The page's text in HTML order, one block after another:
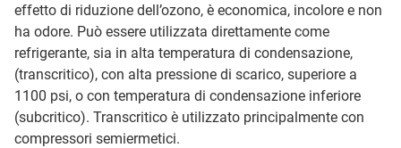
effetto di riduzione dell’ozono, è economica, incolore e non
ha odore. Può essere utilizzata direttamente come
refrigerante, sia in alta temperatura di condensazione,
(transcritico), con alta pressione di scarico, superiore a
1100 psi, o con temperatura di condensazione inferiore
(subcritico). Transcritico è utilizzato principalmente con
compressori semiermetici.